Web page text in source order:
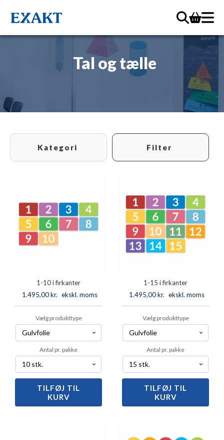
Tal og tælle
Kategori Filter
1-10 i firkanter
1.495,00kr. ekskl. moms
Vælg produkttype
Antal pr. pakke
1-
10
i
TILFØJ TIL
KURV
1-15 i firkanter
1.495,00kr. ekskl. moms
Vælg produkttype
Antal pr. pakke
1-
15
i
TILFØJ TIL
KURV